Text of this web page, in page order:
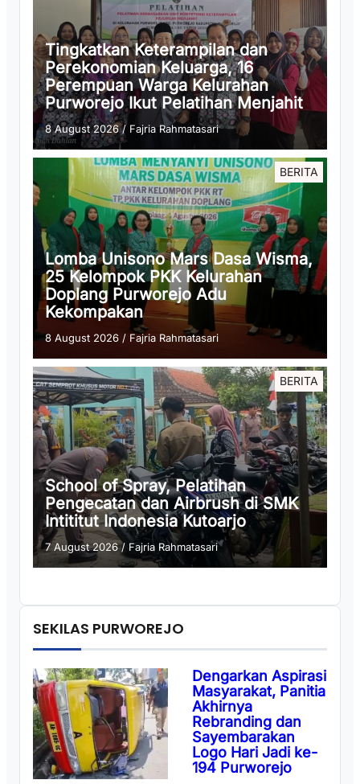
Tingkatkan Keterampilan dan
Perekonomian Keluarga, 16
Perempuan Warga Kelurahan
Purworejo Ikut Pelatihan Menjahit
8 August 2026/ Fajria Rahmatasari
BERITA
Lomba Unisono Mars Dasa Wisma,
25 Kelompok PKK Kelurahan
Doplang Purworejo Adu
Kekompakan
8 August 2026 / Fajria Rahmatasari
BERITA
School of Spray, Pelatihan
Pengecatan dan Airbrush di SMK
Intititut Indonesia Kutoarjo
7 August 2026/ Fajria Rahmatasari
SEKILAS PURWOREJO
Dengarkan Aspirasi
Masyarakat, Panitia
Akhirnya
Rebranding dan
Sayembarakan
Logo Hari Jadi ke-
194 Purworejo